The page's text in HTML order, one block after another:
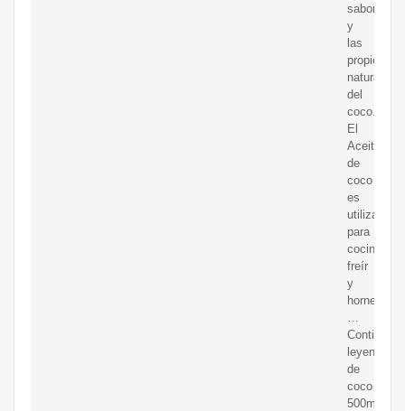
sabor
y
las
naturales
del
coco.
El
Aceite
de
coco
es
utilizado
para
cocinar,
freír
y
hornear
Continuar
de
coco
500ml